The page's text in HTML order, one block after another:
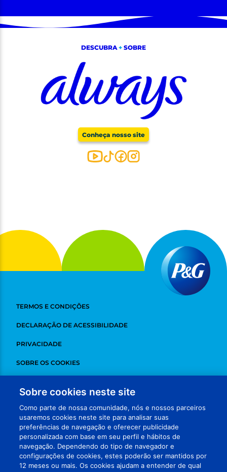
DESCUBRA+ SOBRE
Conheça nosso site
TERMOS E CONDIÇÕES
DECLARAÇÃO DE ACESSIBILIDADE
PRIVACIDADE
SOBRE OS COOKIES
FALE CONOSCO
MEUS DADOS
VISITE NOSSAS REDES
Sobre cookies neste site
Como parte de nossa comunidade, nós e nossos parceiros
usaremos cookies neste site para analisar suas
preferências de navegação e oferecer publicidade
personalizada com base em seu perfil e hábitos de
navegação. Dependendo do tipo de navegador e
configurações de cookies, estes poderão ser mantidos por
12 meses ou mais. Os cookies ajudam a entender de qual